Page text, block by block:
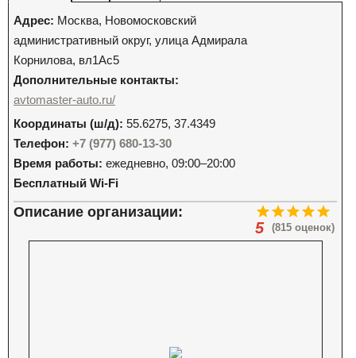
Адрес: Москва, Новомосковский
административный округ, улица Адмирала
Корнилова, вл1Ас5
Дополнительные контакты:
avtomaster-auto.ru/
Координаты (ш/д): 55.6275, 37.4349
Телефон: +7 (977) 680-13-30
Время работы: ежедневно, 09:00–20:00
Бесплатный Wi-Fi
(815 оценок)
5
Описание организации: